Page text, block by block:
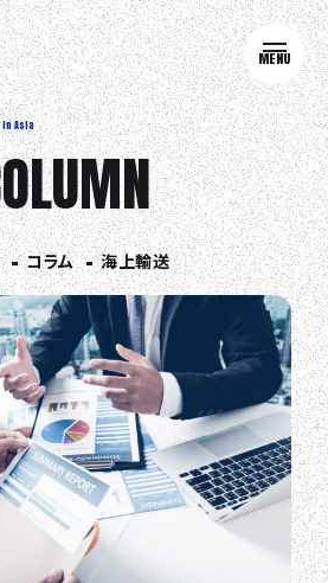
Asia
MENU
コラム 海上輸送